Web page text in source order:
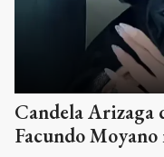
Candela Arizaga
Facundo